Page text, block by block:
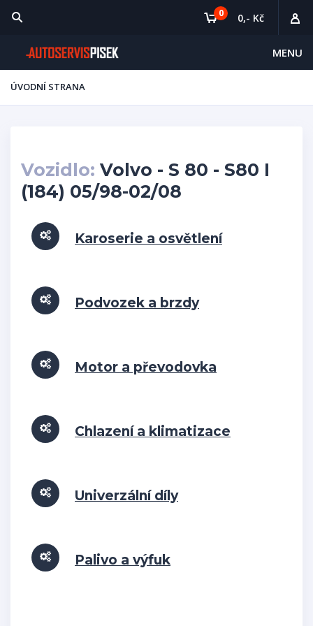
MENU
0 0,- Kč
ÚVODNÍ STRANA
Vozidlo: Volvo - S 80 - S80 I
(184) 05/98-02/08
Karoserie a osvětlení
Podvozek a brzdy
Motor a převodovka
Chlazení a klimatizace
Univerzální díly
Palivo a výfuk